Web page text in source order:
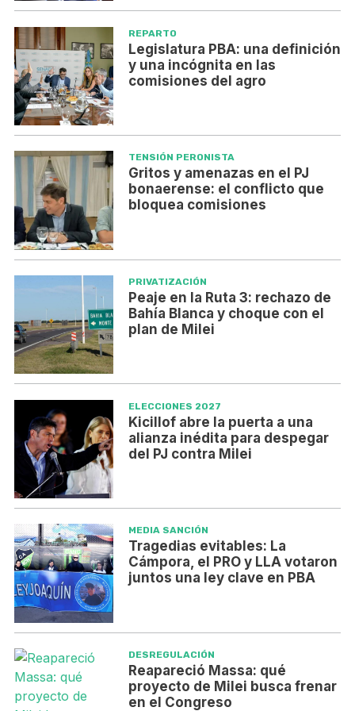
REPARTO
Legislatura PBA: una definición
y una incógnita en las
comisiones del agro
TENSIÓN PERONISTA
Gritos y amenazas en el PJ
bonaerense: el conflicto que
bloquea comisiones
PRIVATIZACIÓN
Peaje en la Ruta 3: rechazo de
Bahía Blanca y choque con el
plan de Milei
ELECCIONES 2027
Kicillof abre la puerta a una
alianza inédita para despegar
del PJ contra Milei
MEDIA SANCIÓN
Tragedias evitables: La
Cámpora, el PRO y LLA votaron
juntos una ley clave en PBA
DESREGULACIÓN
Reapareció Massa: qué
proyecto de Milei busca frenar
en el Congreso